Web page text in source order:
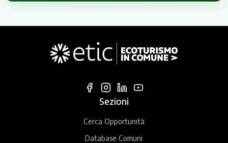
Sezioni
Cerca Opportunità
Database Comuni